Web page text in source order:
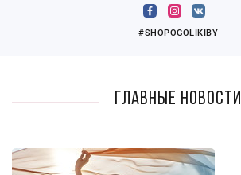
#SHOPOGOLIKIBY
Главные новости